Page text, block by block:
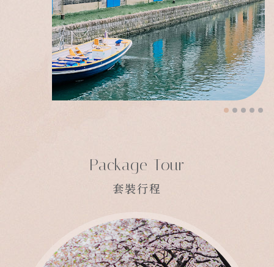
Package Tour
套裝行程